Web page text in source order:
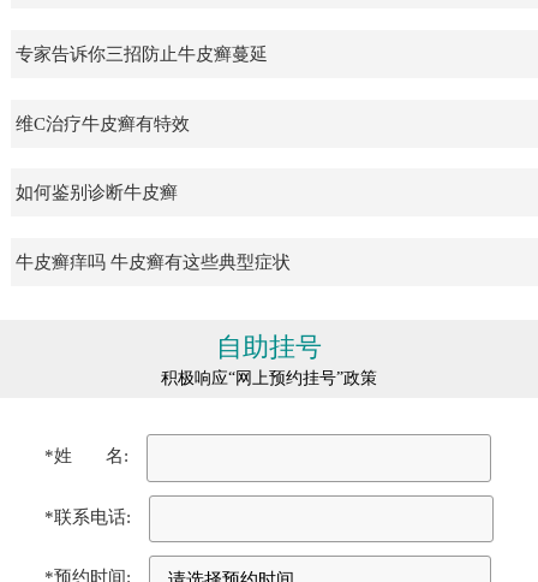
专家告诉你三招防止牛皮癣蔓延
维C治疗牛皮癣有特效
如何鉴别诊断牛皮癣
牛皮癣痒吗 牛皮癣有这些典型症状
自助挂号
积极响应“网上预约挂号”政策
*姓 名:
*联系电话:
*预约时间: